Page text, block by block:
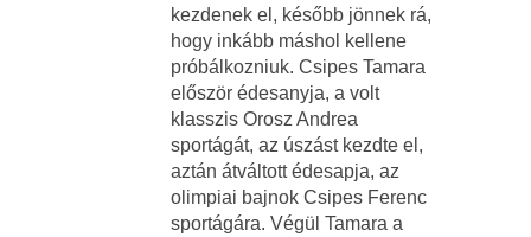
kezdenek el, később jönnek rá,
hogy inkább máshol kellene
próbálkozniuk. Csipes Tamara
először édesanyja, a volt
klasszis Orosz Andrea
sportágát, az úszást kezdte el,
aztán átváltott édesapja, az
olimpiai bajnok Csipes Ferenc
sportágára. Végül Tamara a